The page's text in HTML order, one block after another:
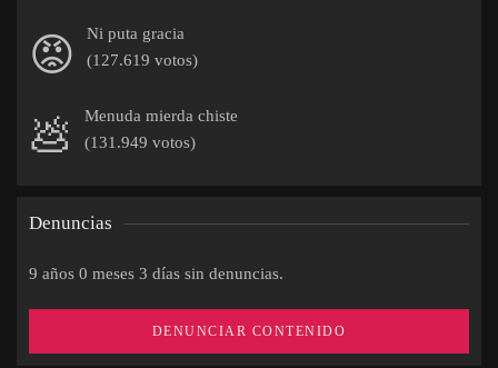
😡
Ni puta gracia
(127.619 votos)
💩
Menuda mierda chiste
(131.949 votos)
Denuncias
9 años 0 meses 3 días sin denuncias.
DENUNCIAR CONTENIDO